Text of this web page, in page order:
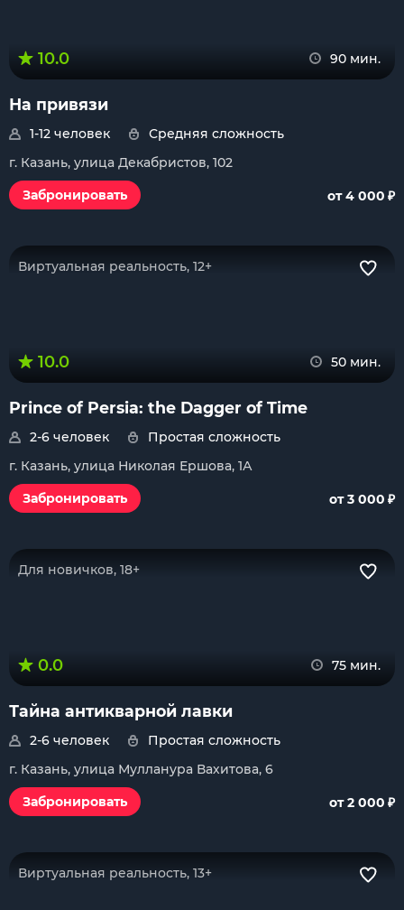
10.0 90 мин.
На привязи
1-12 человек
Средняя сложность
г. Казань, улица Декабристов, 102
Забронировать
от 4 000 ₽
Виртуальная реальность, 12+
10.0 50 мин.
Prince of Persia: the Dagger of Time
2-6 человек
Простая сложность
г. Казань, улица Николая Ершова, 1А
Забронировать
от 3 000 ₽
Для новичков, 18+
0.0 75 мин.
Тайна антикварной лавки
2-6 человек
Простая сложность
г. Казань, улица Мулланура Вахитова, 6
Забронировать
от 2 000 ₽
Виртуальная реальность, 13+